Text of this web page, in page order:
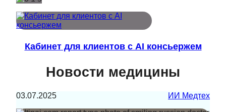
Кабинет для клиентов с AI консьержем
Новости медицины
03.07.2025 ИИ Медтех